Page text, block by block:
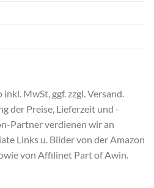
MwSt, ggf. zzgl. Versand.
der Preise, Lieferzeit und -
Partner verdienen wir an
Links u. Bilder von der Amazon
von Affilinet Part of Awin.